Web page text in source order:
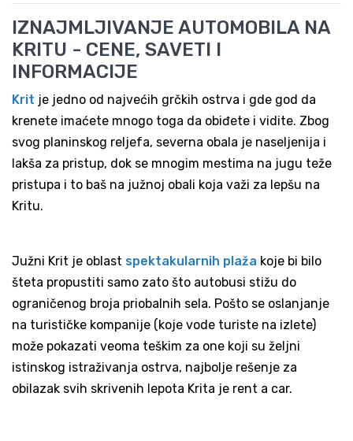
IZNAJMLJIVANJE AUTOMOBILA NA
KRITU - CENE, SAVETI I
INFORMACIJE
Krit je jedno od najvećih grčkih ostrva i gde god da
krenete imaćete mnogo toga da obiđete i vidite. Zbog
svog planinskog reljefa, severna obala je naseljenija i
lakša za pristup, dok se mnogim mestima na jugu teže
pristupa i to baš na južnoj obali koja važi za lepšu na
Kritu.
Južni Krit je oblast spektakularnih plaža koje bi bilo
šteta propustiti samo zato što autobusi stižu do
ograničenog broja priobalnih sela. Pošto se oslanjanje
na turističke kompanije (koje vode turiste na izlete)
može pokazati veoma teškim za one koji su željni
istinskog istraživanja ostrva, najbolje rešenje za
obilazak svih skrivenih lepota Krita je rent a car.